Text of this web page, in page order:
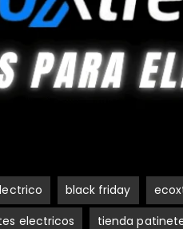
black friday
electricos
tienda